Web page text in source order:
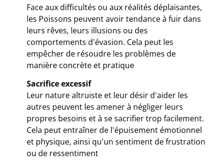
Face aux difficultés ou aux réalités déplaisantes,
les Poissons peuvent avoir tendance à fuir dans
leurs rêves, leurs illusions ou des
comportements d'évasion. Cela peut les
empêcher de résoudre les problèmes de
manière concrète et pratique
Sacrifice excessif
Leur nature altruiste et leur désir d'aider les
autres peuvent les amener à négliger leurs
propres besoins et à se sacrifier trop facilement.
Cela peut entraîner de l'épuisement émotionnel
et physique, ainsi qu'un sentiment de frustration
ou de ressentiment